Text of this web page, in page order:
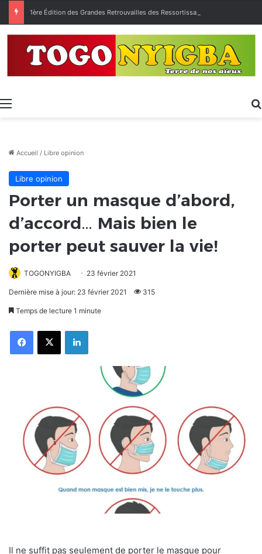
Menu
Accueil / Libre opinion
Libre opinion
Porter un masque d’abord,
d’accord… Mais bien le
porter peut sauver la vie!
TOGONYIGBA 23 février 2021
Dernière mise à jour: 23 février 2021 315
Temps de lecture 1 minute
FacebookX Linkedin
Il ne suffit pas seulement de porter le masque pour